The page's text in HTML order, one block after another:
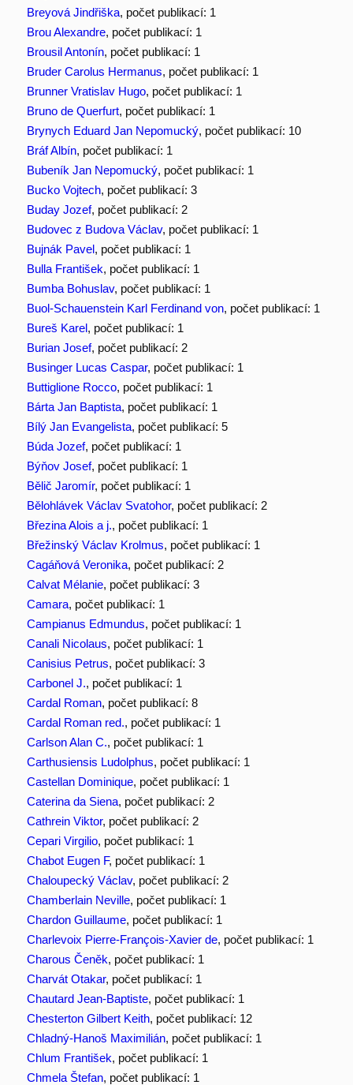
Breyová Jindřiška, počet publikací: 1
Brou Alexandre, počet publikací: 1
Brousil Antonín, počet publikací: 1
Bruder Carolus Hermanus, počet publikací: 1
Brunner Vratislav Hugo, počet publikací: 1
Bruno de Querfurt, počet publikací: 1
Brynych Eduard Jan Nepomucký, počet publikací: 10
Bráf Albín, počet publikací: 1
Bubeník Jan Nepomucký, počet publikací: 1
Bucko Vojtech, počet publikací: 3
Buday Jozef, počet publikací: 2
Budovec z Budova Václav, počet publikací: 1
Bujnák Pavel, počet publikací: 1
Bulla František, počet publikací: 1
Bumba Bohuslav, počet publikací: 1
Buol-Schauenstein Karl Ferdinand von, počet publikací: 1
Bureš Karel, počet publikací: 1
Burian Josef, počet publikací: 2
Businger Lucas Caspar, počet publikací: 1
Buttiglione Rocco, počet publikací: 1
Bárta Jan Baptista, počet publikací: 1
Bílý Jan Evangelista, počet publikací: 5
Búda Jozef, počet publikací: 1
Býňov Josef, počet publikací: 1
Bělič Jaromír, počet publikací: 1
Bělohlávek Václav Svatohor, počet publikací: 2
Březina Alois a j., počet publikací: 1
Břežinský Václav Krolmus, počet publikací: 1
Cagáňová Veronika, počet publikací: 2
Calvat Mélanie, počet publikací: 3
Camara, počet publikací: 1
Campianus Edmundus, počet publikací: 1
Canali Nicolaus, počet publikací: 1
Canisius Petrus, počet publikací: 3
Carbonel J., počet publikací: 1
Cardal Roman, počet publikací: 8
Cardal Roman red., počet publikací: 1
Carlson Alan C., počet publikací: 1
Carthusiensis Ludolphus, počet publikací: 1
Castellan Dominique, počet publikací: 1
Caterina da Siena, počet publikací: 2
Cathrein Viktor, počet publikací: 2
Cepari Virgilio, počet publikací: 1
Chabot Eugen F, počet publikací: 1
Chaloupecký Václav, počet publikací: 2
Chamberlain Neville, počet publikací: 1
Chardon Guillaume, počet publikací: 1
Charlevoix Pierre-François-Xavier de, počet publikací: 1
Charous Čeněk, počet publikací: 1
Charvát Otakar, počet publikací: 1
Chautard Jean-Baptiste, počet publikací: 1
Chesterton Gilbert Keith, počet publikací: 12
Chladný-Hanoš Maximilián, počet publikací: 1
Chlum František, počet publikací: 1
Chmela Štefan, počet publikací: 1